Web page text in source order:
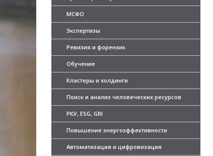
МСФО
Экспертизы
Ревизия и форензик
Обучение
Кластеры и холдинги
Поиск и анализ человеческих ресурсов
РКУ, ESG, GRI
Повышение энергоэффективности
Автоматизация и цифровизация